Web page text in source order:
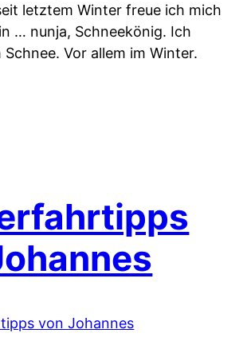
letztem Winter freue ich mich
… nunja, Schneekönig. Ich
Schnee. Vor allem im Winter.